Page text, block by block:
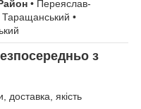
Район • Переяслав-
Таращанський •
з
доставка, якість